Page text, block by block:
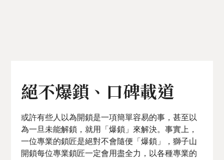
絕不爆鎖、口碑載道
或許有些人以為開鎖是一項簡單容易的事，甚至以
為一旦未能解鎖，就用「爆鎖」來解決。事實上，
一位專業的鎖匠是絕對不會隨便「爆鎖」，獅子山
開鎖每位專業鎖匠一定會用盡全力，以各種專業的